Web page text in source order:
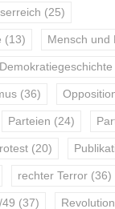
(25)
(13) Mensch und
(36)
Parteien (24)
(20)
rechter Terror (36)
(37)